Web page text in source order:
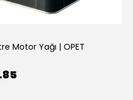
Motor Yağı | OPET